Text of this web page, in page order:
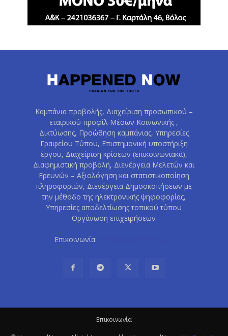
Καμπάνια προβολής, Διαχείριση προσωπικού –
εταιρικού προφίλ Μέσων Κοινωνικής ,
Δικτύωσης, Προώθηση καμπάνιας, Υπηρεσίες
Γραφείου Τύπου, Επιστημονική υποστήριξη
έργου, Διαχείριση κρίσεων (επικοινωνιακά),
Διαφημιστική προβολή, Διενέργεια Μελετών και
Ερευνών – Αξιολόγηση και στατιστικοποίηση
πληροφοριών, Διενέργεια Δημοσκοπήσεων με
την μέθοδο της ηλεκτρονικής ψηφοφορίας,
Υπηρεσίες αποδελτίωσης τοπικού τύπου
Οργάνωση επιχειρήσεων
Επικοινωνία:
Eπικοινωνία